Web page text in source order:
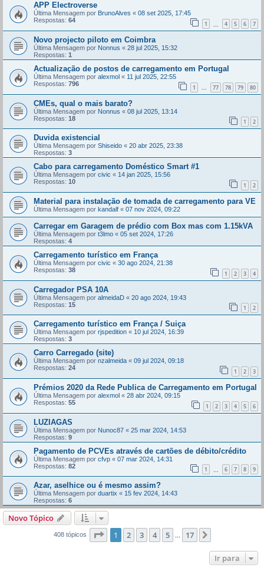
APP Electroverse
Última Mensagem por BrunoAlves « 08 set 2025, 17:45
Respostas: 64 1 4 5 6 7
Novo projecto piloto em Coimbra
Última Mensagem por Nonnus « 28 jul 2025, 15:32
Respostas: 1
Actualização de postos de carregamento em Portugal
Última Mensagem por alexmol « 11 jul 2025, 22:55
Respostas: 796 1 ... 77 78 79 80
CMEs, qual o mais barato?
Última Mensagem por Nonnus « 08 jul 2025, 13:14
Respostas: 18 1 2
Duvida existencial
Última Mensagem por Shiseido « 20 abr 2025, 23:38
Respostas: 3
Cabo para carregamento Doméstico Smart #1
Última Mensagem por civic « 14 jan 2025, 15:56
Respostas: 10 1 2
Material para instalação de tomada de carregamento para VE
Última Mensagem por kandalf « 07 nov 2024, 09:22
Carregar em Garagem de prédio com Box mas com 1.15kVA
Última Mensagem por t3lmo « 05 set 2024, 17:26
Respostas: 4
Carregamento turístico em França
Última Mensagem por civic « 30 ago 2024, 21:38
Respostas: 38 1 2 3 4
Carregador PSA 10A
Última Mensagem por almeidaD « 20 ago 2024, 19:43
Respostas: 15 1 2
Carregamento turístico em França / Suiça
Última Mensagem por rjspedition « 10 jul 2024, 16:39
Respostas: 3
Carro Carregado (site)
Última Mensagem por nzalmeida « 09 jul 2024, 09:18
Respostas: 24 1 2 3
Prémios 2020 da Rede Publica de Carregamento em Portugal
Última Mensagem por alexmol « 28 abr 2024, 09:15
Respostas: 55 1 2 3 4 5 6
LUZIAGAS
Última Mensagem por Nunoc87 « 25 mar 2024, 14:53
Respostas: 9
Pagamento de PCVEs através de cartões de débito/crédito
Última Mensagem por cfvp « 07 mar 2024, 14:31
Respostas: 82 1 6 7 8 9
Azar, aselhice ou é mesmo assim?
Última Mensagem por duartix « 15 fev 2024, 14:43
Respostas: 6
Novo Tópico
408 tópicos Página de 17
1 2 3 4 5 17
Ir para